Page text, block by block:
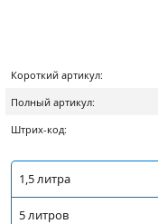
1,5 литра
5 литров
Короткий артикул:
Полный артикул:
Штрих-код: